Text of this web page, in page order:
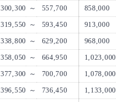
300,300 ～ 557,700 858,000
319,550 ～ 593,450 913,000
338,800 ～ 629,200 968,000
358,050 ～ 664,950 1,023,000
377,300 ～ 700,700 1,078,000
396,550 ～ 736,450 1,133,000